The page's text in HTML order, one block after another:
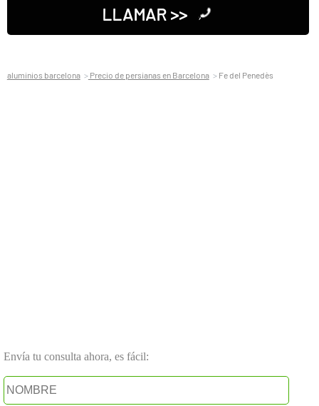
LLAMAR >>
aluminios barcelona Precio de persianas en Barcelona Fe del Penedès
Envía tu consulta ahora, es fácil: